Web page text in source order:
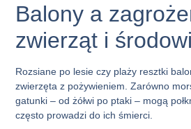
Balony a
zwierząt i
Rozsiane po lesie czy plaży resztki
zwierzęta z pożywieniem. Zarówno
gatunki – od żółwi po ptaki – mogą
często prowadzi do ich śmierci.